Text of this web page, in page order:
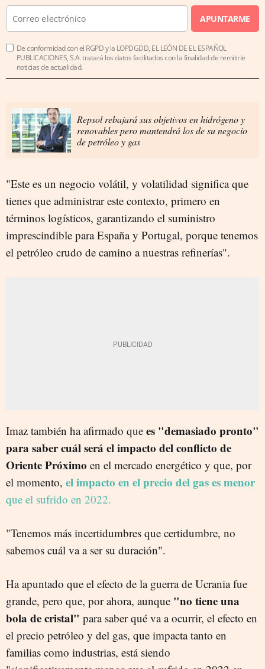
APUNTARME
De conformidad con el RGPD y la LOPDGDD, EL LEÓN DE EL ESPAÑOL
PUBLICACIONES, S.A. tratará los datos facilitados con la finalidad de remitirle
noticias de actualidad.
Repsol rebajará sus objetivos en hidrógeno y
renovables pero mantendrá los de su negocio
de petróleo y gas
"Este es un negocio volátil, y volatilidad significa que
tienes que administrar este contexto, primero en
términos logísticos, garantizando el suministro
imprescindible para España y Portugal, porque tenemos
el petróleo crudo de camino a nuestras refinerías".
Imaz también ha afirmado que es "demasiado pronto"
para saber cuál será el impacto del conflicto de
Oriente Próximo en el mercado energético y que, por
el momento, el impacto en el precio del gas es menor
que el sufrido en 2022.
"Tenemos más incertidumbres que certidumbre, no
sabemos cuál va a ser su duración".
Ha apuntado que el efecto de la guerra de Ucrania fue
grande, pero que, por ahora, aunque "no tiene una
bola de cristal" para saber qué va a ocurrir, el efecto en
el precio petróleo y del gas, que impacta tanto en
familias como industrias, está siendo